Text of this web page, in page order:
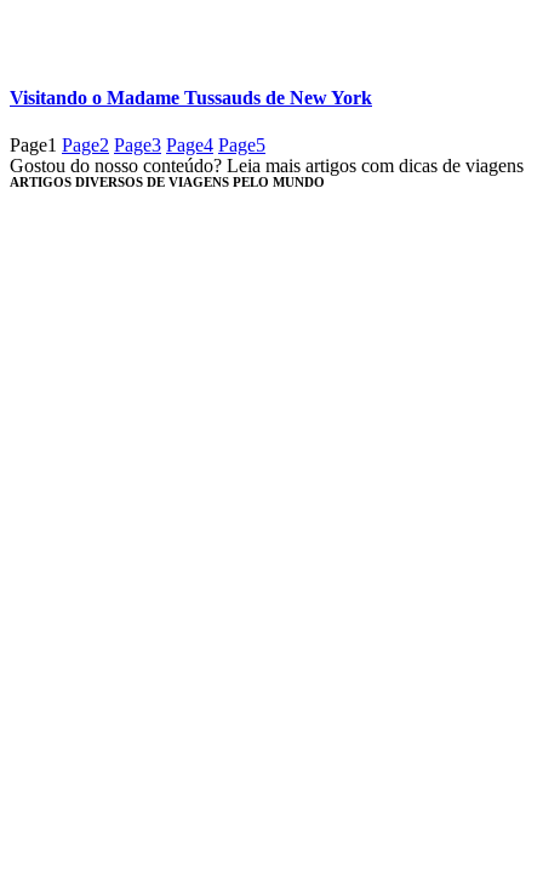
Visitando o Madame Tussauds de New York
Page1 Page2 Page3 Page4 Page5
Gostou do nosso conteúdo? Leia mais artigos com dicas de viagens
ARTIGOS DIVERSOS DE VIAGENS PELO MUNDO​